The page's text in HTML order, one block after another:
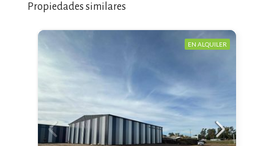
Propiedades similares
EN ALQUILER